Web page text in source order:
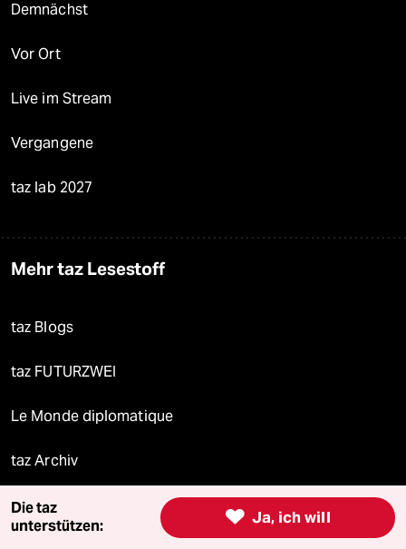
Demnächst
Vor Ort
Live im Stream
Vergangene
taz lab 2027
Mehr taz Lesestoff
taz Blogs
taz FUTURZWEI
Le Monde diplomatique
taz Archiv
Mehr taz Angebote
 Ja, ich will
Die taz
unterstützen: